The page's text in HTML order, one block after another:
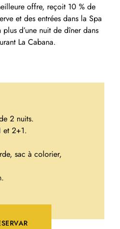
offre, reçoit 10 % de
et des entrées dans la Spa
d’une nuit de dîner dans
La Cabana.
2 nuits.
et 2+1.
sac à colorier,